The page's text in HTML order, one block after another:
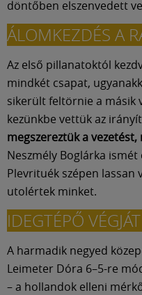
döntőben elszenvedett
ÁLOMKEZDÉS A
Az első pillanatoktól
mindkét csapat,
sikerült feltörnie a másik
kezünkbe vettük az
megszereztük a
Neszmély Boglárka
Plevrituék szépen lassan
utolértek minket.
IDEGTÉPŐ
A harmadik negyed
Leimeter Dóra 6–5-re
– a hollandok elleni